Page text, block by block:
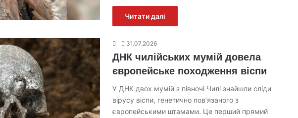
Читати далі
31.07.2026
ДНК чилійських мумій довела
європейське походження віспи
У ДНК двох мумій з півночі Чилі знайшли сліди
вірусу віспи, генетично пов’язаного з
європейськими штамами. Це перший прямий